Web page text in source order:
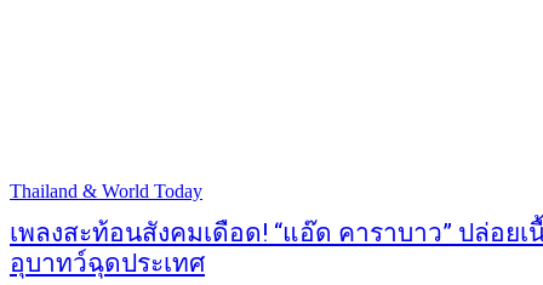
Thailand & World Today
เพลงสะท้อนสังคมเดือด! “แอ๊ด คาราบาว” ปล่อย
อุบาทว์ฉุดประเทศ